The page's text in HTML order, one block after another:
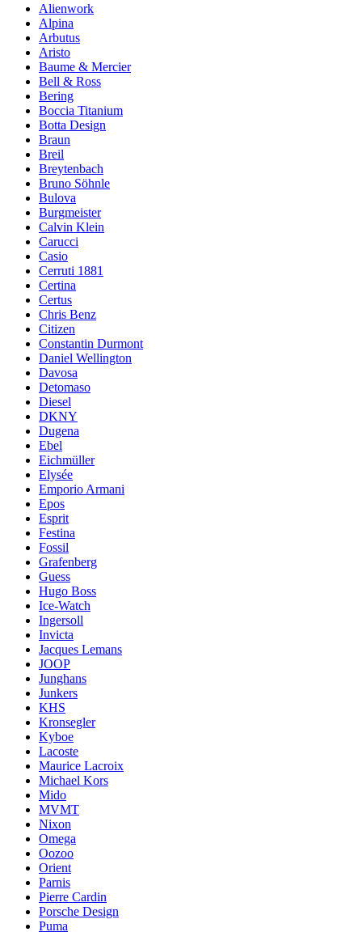
Alienwork
Alpina
Arbutus
Aristo
Baume & Mercier
Bell & Ross
Bering
Boccia Titanium
Botta Design
Braun
Breil
Breytenbach
Bruno Söhnle
Bulova
Burgmeister
Calvin Klein
Carucci
Casio
Cerruti 1881
Certina
Certus
Chris Benz
Citizen
Constantin Durmont
Daniel Wellington
Davosa
Detomaso
Diesel
DKNY
Dugena
Ebel
Eichmüller
Elysée
Emporio Armani
Epos
Esprit
Festina
Fossil
Grafenberg
Guess
Hugo Boss
Ice-Watch
Ingersoll
Invicta
Jacques Lemans
JOOP
Junghans
Junkers
KHS
Kronsegler
Kyboe
Lacoste
Maurice Lacroix
Michael Kors
Mido
MVMT
Nixon
Omega
Oozoo
Orient
Parnis
Pierre Cardin
Porsche Design
Puma